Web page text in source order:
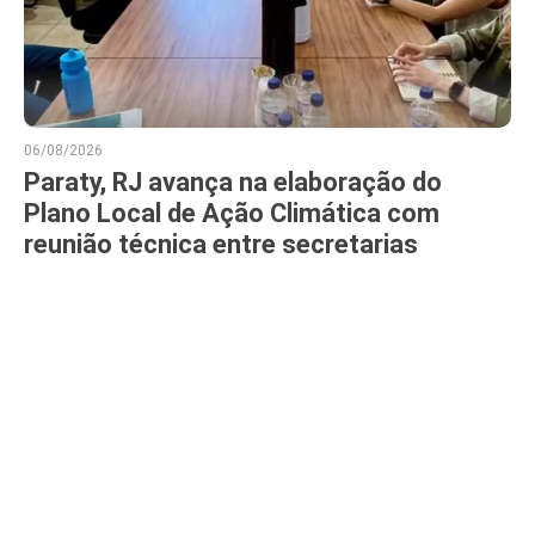
06/08/2026
Paraty, RJ avança na elaboração do
Plano Local de Ação Climática com
reunião técnica entre secretarias